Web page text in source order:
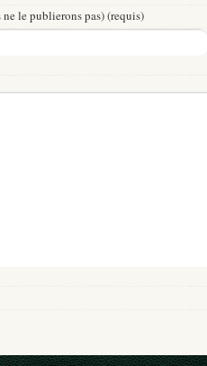
le publierons pas) (requis)